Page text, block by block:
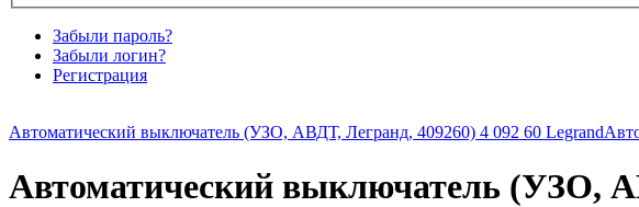
Забыли пароль?
Забыли логин?
Регистрация
Автоматический выключатель (УЗО, АВДТ, Легранд, 409260) 4 092 60 Legrand
Автоматический выключатель (УЗО,